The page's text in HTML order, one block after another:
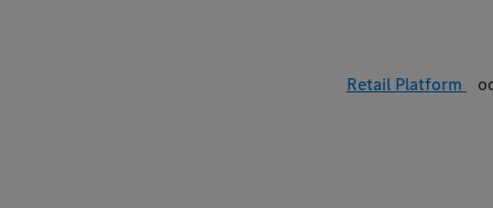
Retail Platform